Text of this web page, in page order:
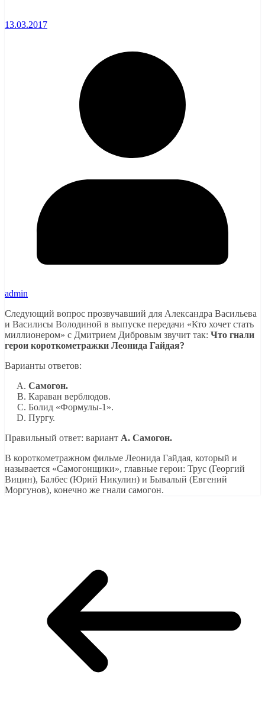
13.03.2017
admin
Следующий вопрос прозвучавший для Александра Васильева
и Василисы Володиной в выпуске передачи «Кто хочет стать
миллионером» с Дмитрием Дибровым звучит так: Что гнали
герои короткометражки Леонида Гайдая?
Варианты ответов:
Самогон.
Караван верблюдов.
Болид «Формулы-1».
Пургу.
Правильный ответ: вариант A. Самогон.
В короткометражном фильме Леонида Гайдая, который и
называется «Самогонщики», главные герои: Трус (Георгий
Вицин), Балбес (Юрий Никулин) и Бывалый (Евгений
Моргунов), конечно же гнали самогон.